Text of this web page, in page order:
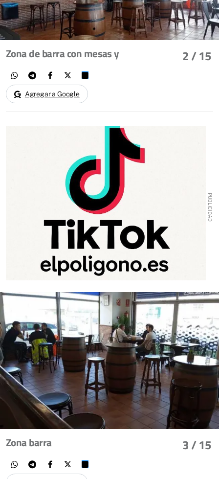
2/ 15
Zona de barra con mesas y
Agregar a Google
3/ 15
Zona barra